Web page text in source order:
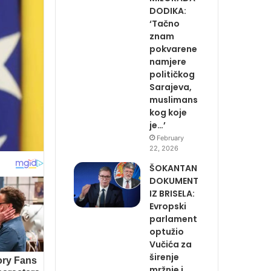
DODIKA:
‘Tačno
znam
pokvarene
namjere
političkog
Sarajeva,
muslimans
kog koje
je…’
February
22, 2026
ŠOKANTAN
DOKUMENT
IZ BRISELA:
Evropski
parlament
optužio
Vučića za
širenje